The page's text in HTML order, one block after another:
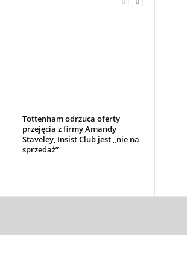
Tottenham odrzuca oferty
przejęcia z firmy Amandy
Staveley, Insist Club jest „nie na
sprzedaż”